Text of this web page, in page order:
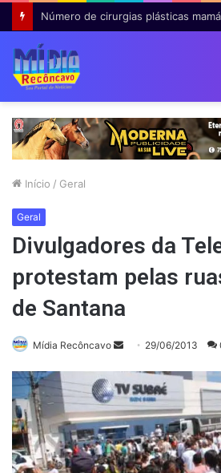
Início / Geral
Geral
Divulgadores da
protestam pelas
de Santana
Mídia Recôncavo
Mande
e-
mail
29/06/2013